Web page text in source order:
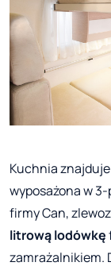
Kuchnia
wyposażona w
firmy Can,
litrową lodówkę
zamrażalnikiem.